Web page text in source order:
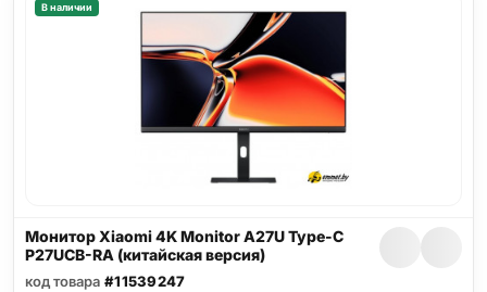
В наличии
Монитор Xiaomi 4K Monitor A27U Type-C
P27UCB-RA (китайская версия)
код товара #11539247